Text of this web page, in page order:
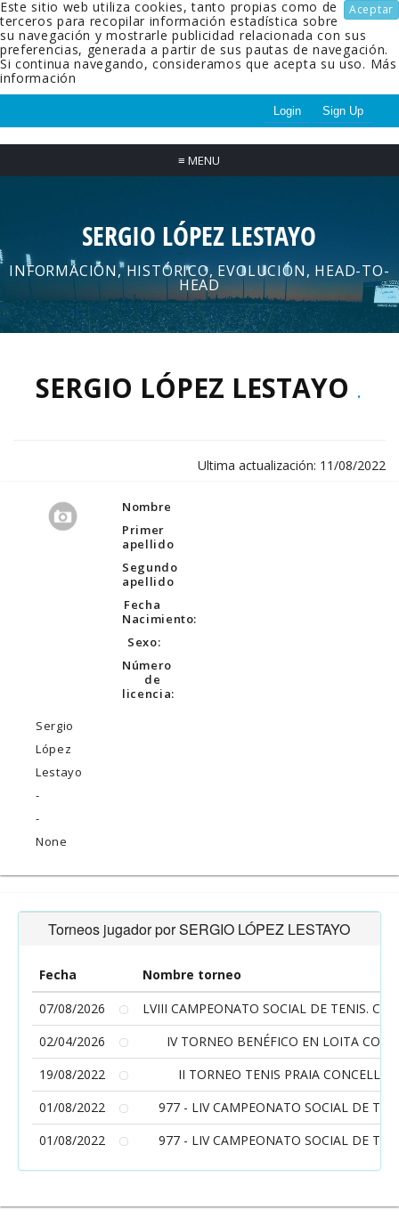
Aceptar
Este sitio web utiliza cookies, tanto propias como de
terceros para recopilar información estadística sobre
su navegación y mostrarle publicidad relacionada con sus
preferencias, generada a partir de sus pautas de navegación.
Si continua navegando, consideramos que acepta su uso. Más
información
Login Sign Up
≡ MENU
SERGIO LÓPEZ LESTAYO
INFORMACIÓN, HISTÓRICO, EVOLUCIÓN, HEAD-TO-
HEAD
SERGIO LÓPEZ LESTAYO .
Ultima actualización: 11/08/2022
Nombre
Primer
apellido
Segundo
apellido
Fecha
Nacimiento:
Sexo:
Número
de
licencia:
Sergio
López
Lestayo
-
-
None
Torneos jugador por SERGIO LÓPEZ LESTAYO
Fecha
Nombre torneo
07/08/2026
LVIII CAMPEONATO SOCIAL DE TENIS.
02/04/2026
IV TORNEO BENÉFICO EN LOITA
19/08/2022
II TORNEO TENIS PRAIA CONCELLO
01/08/2022
977 - LIV CAMPEONATO SOCIAL DE
01/08/2022
977 - LIV CAMPEONATO SOCIAL DE